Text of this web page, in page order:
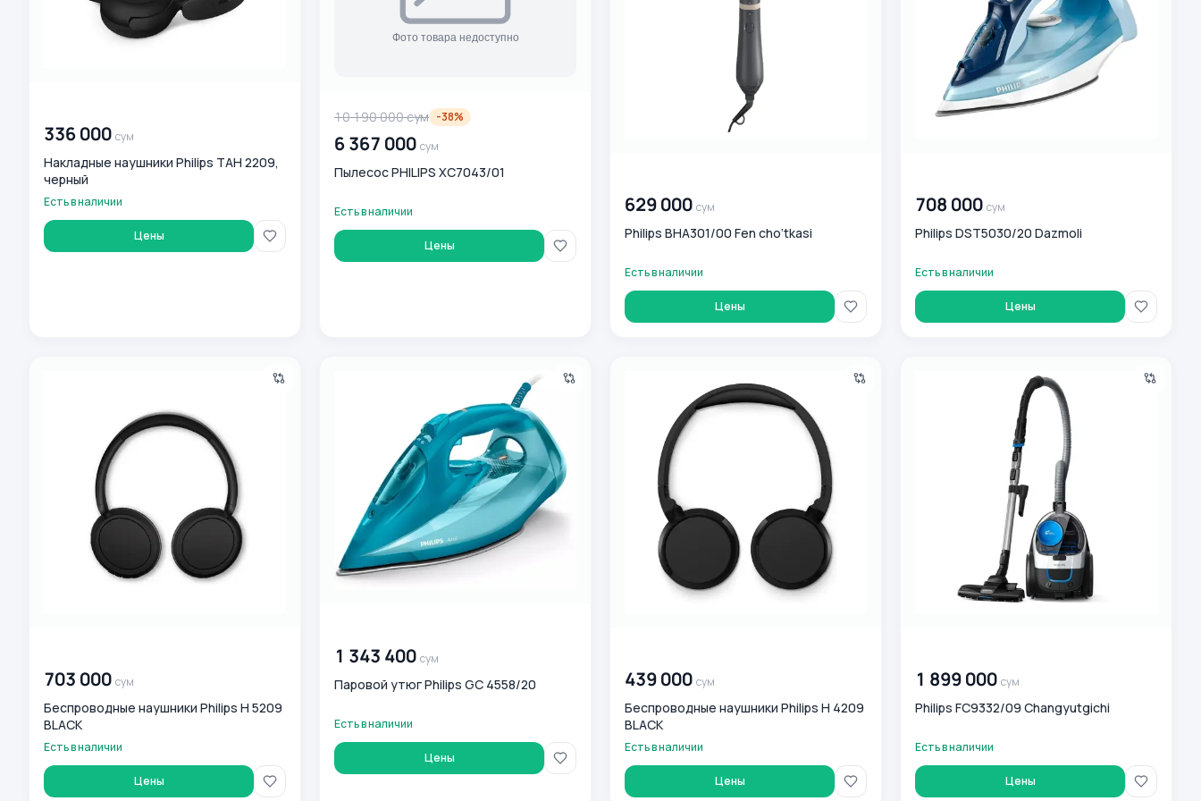
336 000 сум
Накладные наушники Philips TAH 2209,
черный
Есть в наличии
Цены
10 190 000сум -38%
6 367 000 сум
Пылесос PHILIPS XC7043/01
Есть в наличии
Цены
629 000 сум
Philips BHA301/00 Fen cho‘tkasi
Есть в наличии
Цены
708 000 сум
Philips DST5030/20 Dazmoli
Есть в наличии
Цены
703 000 сум
Беспроводные наушники Philips H 5209
BLACK
Есть в наличии
Цены
1 343 400 сум
Паровой утюг Philips GC 4558/20
Есть в наличии
Цены
439 000 сум
Беспроводные наушники Philips H 4209
BLACK
Есть в наличии
Цены
1 899 000 сум
Philips FC9332/09 Changyutgichi
Есть в наличии
Цены